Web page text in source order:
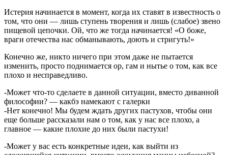
Истерия начинается в момент, когда их ставят в известность о
том, что они — лишь ступень творения и лишь (слабое) звено
пищевой цепочки. Ой, что же тогда начинается! «О боже,
враги отечества нас обманывають, доють и стригуть!»
Конечно же, никто ничего при этом даже не пытается
изменить, просто поднимается ор, гам и нытье о том, как все
плохо и несправедливо.
-Может что-то сделаете в данной ситуации, вместо диванной
философии? — какбэ намекают с галерки
-Нет конечно! Мы будем ждать других пастухов, чтобы они
еще больше рассказали нам о том, как у нас все плохо, а
главное — какие плохие до них были пастухи!
-Может у вас есть конкретные идеи, как выйти из